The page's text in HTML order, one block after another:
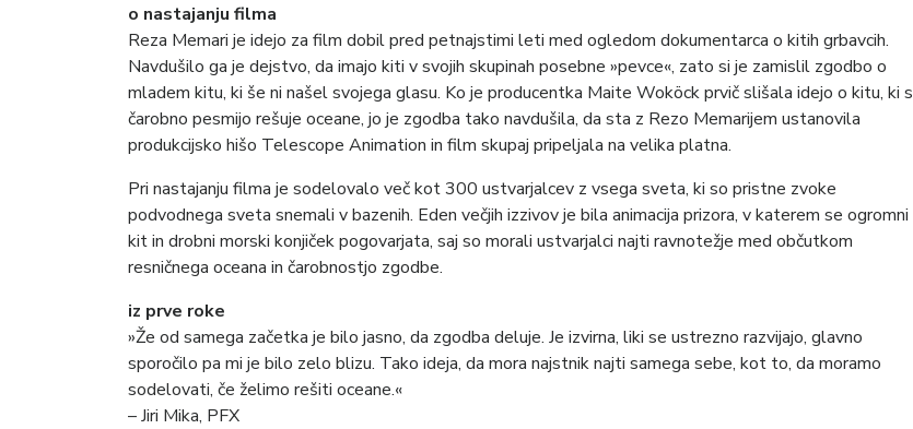
o nastajanju filma
Reza Memari je idejo za film dobil pred petnajstimi leti med ogledom dokumentarca o kitih grbavcih.
Navdušilo ga je dejstvo, da imajo kiti v svojih skupinah posebne »pevce«, zato si je zamislil zgodbo o
mladem kitu, ki še ni našel svojega glasu. Ko je producentka Maite Woköck prvič slišala idejo o kitu, ki s
čarobno pesmijo rešuje oceane, jo je zgodba tako navdušila, da sta z Rezo Memarijem ustanovila
produkcijsko hišo Telescope Animation in film skupaj pripeljala na velika platna.
Pri nastajanju filma je sodelovalo več kot 300 ustvarjalcev z vsega sveta, ki so pristne zvoke
podvodnega sveta snemali v bazenih. Eden večjih izzivov je bila animacija prizora, v katerem se ogromni
kit in drobni morski konjiček pogovarjata, saj so morali ustvarjalci najti ravnotežje med občutkom
resničnega oceana in čarobnostjo zgodbe.
iz prve roke
»Že od samega začetka je bilo jasno, da zgodba deluje. Je izvirna, liki se ustrezno razvijajo, glavno
sporočilo pa mi je bilo zelo blizu. Tako ideja, da mora najstnik najti samega sebe, kot to, da moramo
sodelovati, če želimo rešiti oceane.«
– Jiri Mika, PFX